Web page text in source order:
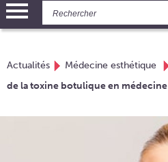
Actualités Médecine esthétique
de la toxine botulique en médecine
Panneau de gestion des cookies